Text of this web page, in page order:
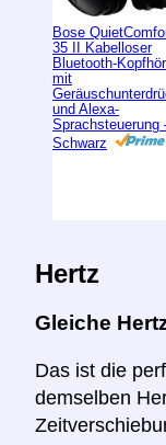
Bose
35 II Kabelloser
Bluetooth-
mit
und Alexa-
Sprachsteuerung
Schwarz
Hertz
Gleiche
Das ist die
demselben